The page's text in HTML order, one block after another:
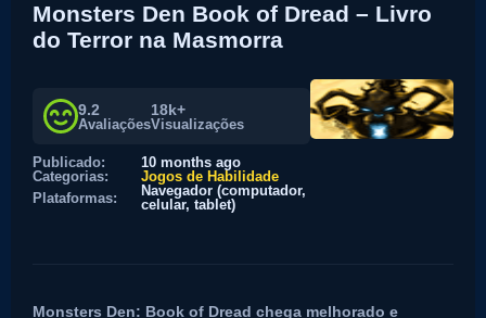
Monsters Den Book of Dread – Livro
do Terror na Masmorra
9.2
Avaliações
18k+
Visualizações
Publicado:
10 months ago
Categorias:
Jogos de Habilidade
Plataformas:
Navegador (computador,
celular, tablet)
Monsters Den: Book of Dread chega melhorado e